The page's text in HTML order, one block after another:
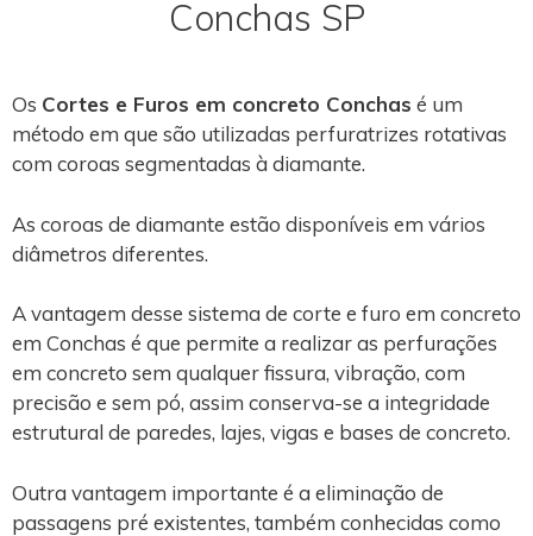
Conchas SP
Os Cortes e Furos em concreto Conchas é um
método em que são utilizadas perfuratrizes rotativas
com coroas segmentadas à diamante.
As coroas de diamante estão disponíveis em vários
diâmetros diferentes.
A vantagem desse sistema de corte e furo em concreto
em Conchas é que permite a realizar as perfurações
em concreto sem qualquer fissura, vibração, com
precisão e sem pó, assim conserva-se a integridade
estrutural de paredes, lajes, vigas e bases de concreto.
Outra vantagem importante é a eliminação de
passagens pré existentes, também conhecidas como